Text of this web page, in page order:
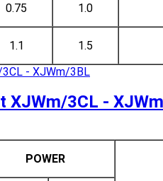
0.75 1.0
1.1 1.5
XJWm/3CL -
POWER